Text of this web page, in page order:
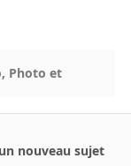
Photo et
nouveau sujet